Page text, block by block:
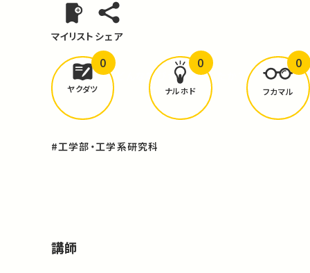
マイリスト シェア
どんな学びがありましたか？
ヤクダツ
0
ナルホド
0
フカマル
0
#工学部・工学系研究科
講師